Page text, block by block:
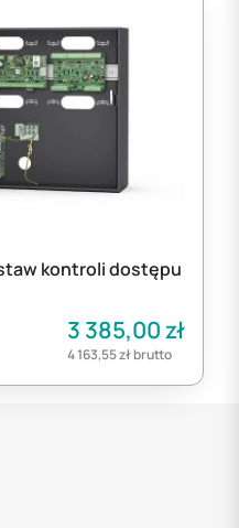
kontroli dostępu
3 385,00zł
4 163,55złbrutto